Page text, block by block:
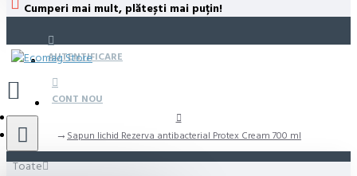
Cumperi mai mult, plătești mai puțin!
AUTENTIFICARE
CONT NOU
Toate
Sapun lichid Rezerva antibacterial Protex Cream 700 ml